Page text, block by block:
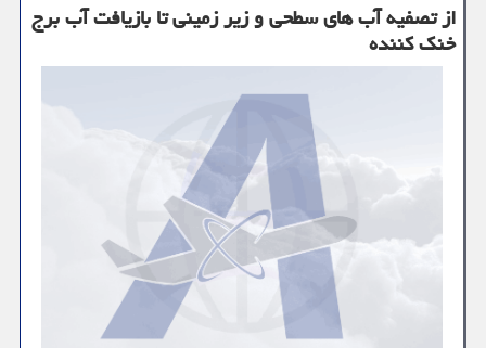
از تصفیه آب های سطحی و زیر زمینی تا بازیافت آب برج
خنک کننده